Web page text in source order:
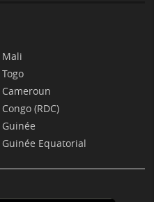
Mali
Togo
Cameroun
Congo (RDC)
Guinée
Guinée Equatorial